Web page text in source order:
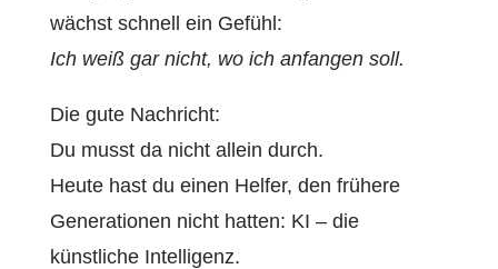
wächst schnell ein Gefühl:
Ich weiß gar nicht, wo ich anfangen soll.
Die gute Nachricht:
Du musst da nicht allein durch.
Heute hast du einen Helfer, den frühere
Generationen nicht hatten: KI – die
künstliche Intelligenz.